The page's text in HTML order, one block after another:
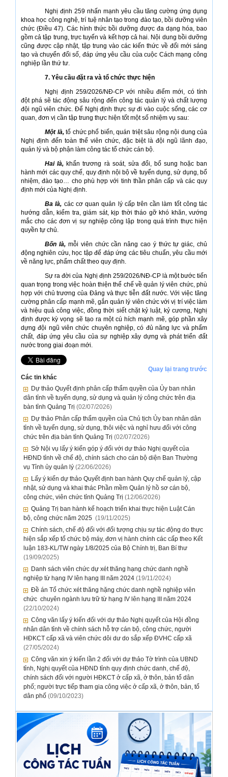
Nghị định 259 nhấn mạnh yêu cầu tăng cường ứng dụng
khoa học công nghệ, trí tuệ nhân tạo trong đào tạo, bồi dưỡng viên
chức (Điều 47). Các hình thức bồi dưỡng được đa dạng hóa, bao
gồm cả tập trung, trực tuyến và kết hợp cả hai. Nội dung bồi dưỡng
cũng được cập nhật, tập trung vào các kiến thức về đổi mới sáng
tạo và chuyển đổi số, đáp ứng yêu cầu của cuộc Cách mạng công
nghiệp lần thứ tư.
7. Yêu cầu đặt ra và tổ chức thực hiện
Nghị định 259/2026/NĐ-CP với nhiều điểm mới, có tính
đột phá sẽ tác động sâu rộng đến công tác quản lý và chất lượng
đội ngũ viên chức. Để Nghị định thực sự đi vào cuộc sống, các cơ
quan, đơn vị cần tập trung thực hiện tốt một số nhiệm vụ sau:
Một là,tổ chức phổ biến, quán triệt sâu rộng nội dung của
Nghị định đến toàn thể viên chức, đặc biệt là đội ngũ lãnh đạo,
quản lý và bộ phận làm công tác tổ chức cán bộ.
Hai là, khẩn trương rà soát, sửa đổi, bổ sung hoặc ban
hành mới các quy chế, quy định nội bộ về tuyển dụng, sử dụng, bổ
nhiệm, đào tạo… cho phù hợp với tinh thần phân cấp và các quy
định mới của Nghị định.
Ba là, các cơ quan quản lý cấp trên cần làm tốt công tác
hướng dẫn, kiểm tra, giám sát, kịp thời tháo gỡ khó khăn, vướng
mắc cho các đơn vị sự nghiệp công lập trong quá trình thực hiện
quyền tự chủ.
Bốn là, mỗi viên chức cần nâng cao ý thức tự giác, chủ
động nghiên cứu, học tập để đáp ứng các tiêu chuẩn, yêu cầu mới
về năng lực, phẩm chất theo quy định.
Sự ra đời của Nghị định 259/2026/NĐ-CP là một bước tiến
quan trọng trong việc hoàn thiện thể chế về quản lý viên chức, phù
hợp với chủ trương của Đảng và thực tiễn đất nước. Với việc tăng
cường phân cấp mạnh mẽ, gắn quản lý viên chức với vị trí việc làm
và hiệu quả công việc, đồng thời siết chặt kỷ luật, kỷ cương, Nghị
định được kỳ vọng sẽ tạo ra một cú hích mạnh mẽ, góp phần xây
dựng đội ngũ viên chức chuyên nghiệp, có đủ năng lực và phẩm
chất, đáp ứng yêu cầu của sự nghiệp xây dựng và phát triển đất
nước trong giai đoạn mới.
Quay lại trang trước
Các tin khác
Dự thảo Quyết định phân cấp thẩm quyền của Ủy ban nhân
dân tỉnh về tuyển dụng, sử dụng và quản lý công chức trên địa
bàn tỉnh Quảng Trị (02/07/2026)
Dự thảo Phân cấp thẩm quyền của Chủ tịch Ủy ban nhân dân
tỉnh về tuyển dụng, sử dụng, thôi việc và nghỉ hưu đối với công
chức trên địa bàn tỉnh Quảng Trị (02/07/2026)
Sở Nội vụ lấy ý kiến góp ý đối với dự thảo Nghị quyết của
HĐND tỉnh về chế độ, chính sách cho cán bộ diện Ban Thường
vụ Tỉnh ủy quản lý (22/06/2026)
Lấy ý kiến dự thảo Quyết định ban hành Quy chế quản lý, cập
nhật, sử dụng và khai thác Phần mềm Quản lý hồ sơ cán bộ,
công chức, viên chức tỉnh Quảng Trị (12/06/2026)
Quảng Trị ban hành kế hoạch triển khai thực hiện Luật Cán
bộ, công chức năm 2025 (19/11/2025)
Chính sách, chế độ đối với đối tượng chịu sự tác động do thực
hiện sắp xếp tổ chức bộ máy, đơn vị hành chính các cấp theo Kết
luận 183-KL/TW ngày 1/8/2025 của Bộ Chính trị, Ban Bí thư
(19/09/2025)
Danh sách viên chức dự xét thăng hạng chức danh nghề
nghiệp từ hạng IV lên hạng III năm 2024 (19/11/2024)
Đề án Tổ chức xét thăng hặng chức danh nghề nghiệp viên
chức chuyên ngành lưu trữ từ hạng IV lên hạng III năm 2024
(22/10/2024)
Công văn lấy ý kiến đối với dự thảo Nghị quyết của Hội đồng
nhân dân tỉnh về chính sách hỗ trợ cán bộ, công chức, người
HĐKCT cấp xã và viên chức dôi dư do sắp xếp ĐVHC cấp xã
(27/05/2024)
Công văn xin ý kiến lần 2 đối với dự thảo Tờ trình của UBND
tỉnh, Nghị quyết của HĐND tỉnh quy định chức danh, chế độ,
chính sách đối với người HĐKCT ở cấp xã, ở thôn, bản tổ dân
phố; người trực tiếp tham gia công việc ở cấp xã, ở thôn, bản, tổ
dân phố (09/10/2023)